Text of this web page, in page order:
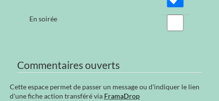
En soirée
Commentaires ouverts
Cette espace permet de passer un message ou d'indiquer le lien
d'une fiche action transféré via FramaDrop